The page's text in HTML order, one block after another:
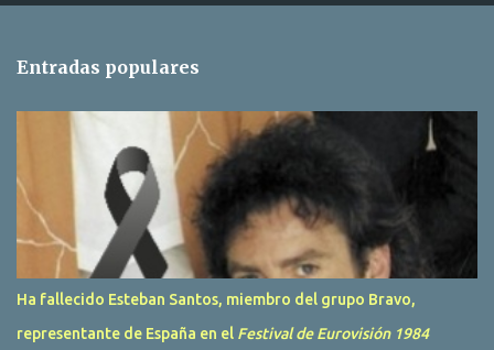
r
s
Entradas populares
Ha fallecido Esteban Santos, miembro del grupo Bravo,
representante de España en el Festival de Eurovisión 1984